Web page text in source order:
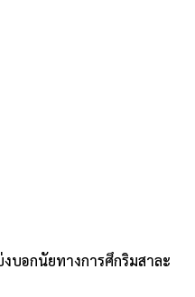
บอกนัยทางการศึกริมสาละ